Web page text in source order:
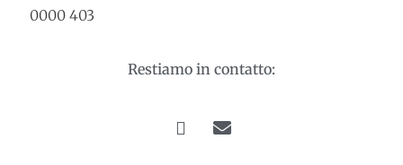
0000 403
Restiamo in contatto: